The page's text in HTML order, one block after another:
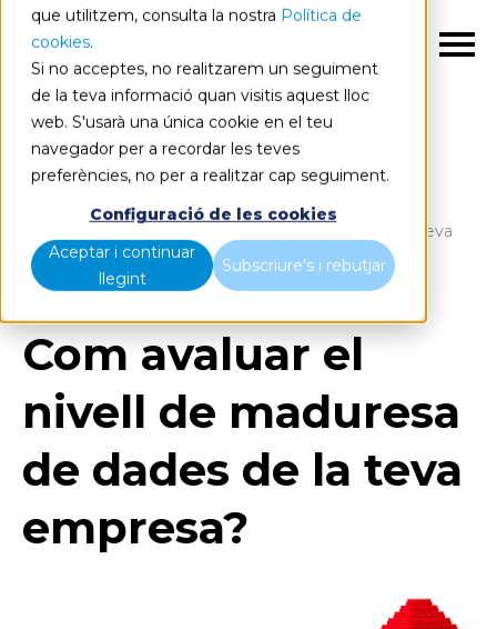
que utilitzem, consulta la nostra Política de
cookies.
Si no acceptes, no realitzarem un seguiment
de la teva informació quan visitis aquest lloc
web. S'usarà una única cookie en el teu
navegador per a recordar les teves
preferències, no per a realitzar cap seguiment.
Configuració de les cookies
Aceptar i continuar
llegint
Subscriure's i rebutjar
Blog Home
Com avaluar el nivell de maduresa de dades de la teva
empresa?
Com avaluar el
nivell de maduresa
de dades de la teva
empresa?